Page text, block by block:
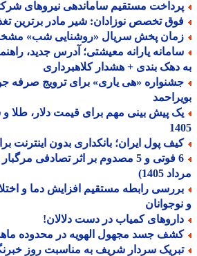
مستقیم ساماندهی نیروهای
تخصص نوزادان: شیر مادر برترین تغذیه
پخش سریال «روشنایی شب» مشخص
یارانه معیشتی؛ آدرس جدید، راهنمای
دهک بندی + هشدار کلاهبرداری
«هی یاری» برای ترویج صرفه جویی
پول ایران؛ بانکداری بدون اینترنت برای 90 میلیون ایرانی
1405)
رابطه مستقیم افزایش دما و
کمیاب در دست دلالان!
جسد مجهول الهویه در محدوده
سردار شریف به مناسبت روز خبرنگار